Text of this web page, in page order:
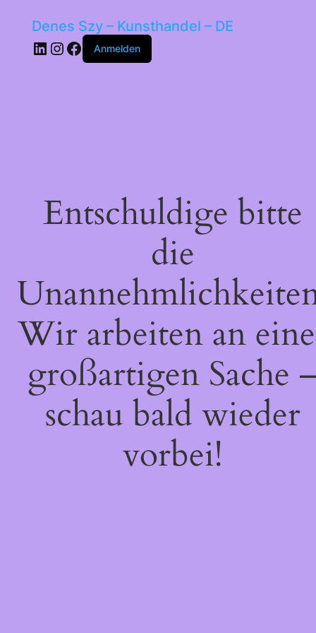
Denes Szy – Kunsthandel – DE
LinkedIn
Instagram
Facebook
Anmelden
Entschuldige bitte
die
Wir arbeiten an
großartigen Sache
schau bald wieder
vorbei!